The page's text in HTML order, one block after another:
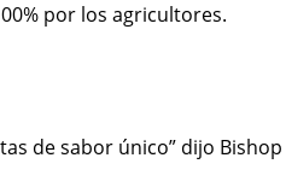
por los agricultores.
de sabor único” dijo Bishop